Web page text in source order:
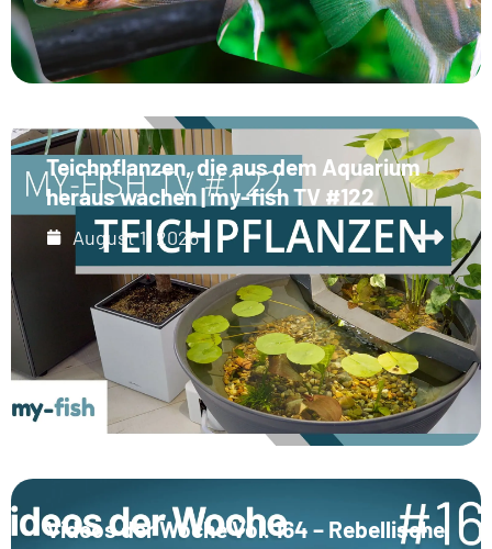
Teichpflanzen, die aus dem Aquarium
heraus wachen | my-fish TV #122
August 1, 2026
Videos der Woche Vol. 164 – Rebellische